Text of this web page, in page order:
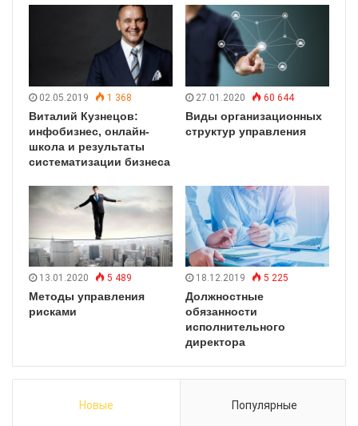
02.05.2019 1 368
Виталий Кузнецов:
инфобизнес, онлайн-
школа и результаты
систематизации бизнеса
27.01.2020 60 644
Виды организационных
структур управления
13.01.2020 5 489
Методы управления
рисками
18.12.2019 5 225
Должностные
обязанности
исполнительного
директора
Новые Популярные